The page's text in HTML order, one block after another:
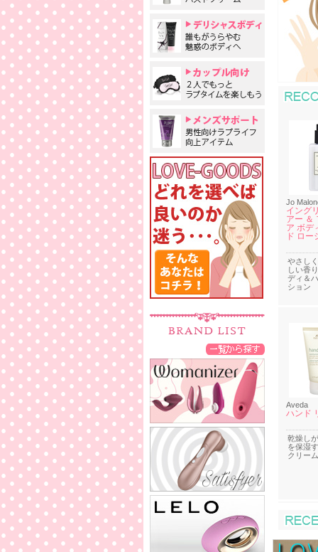
Jo
イング
アー ＆
ア ボデ
ド ロー
やさし
しい香
ディ＆
ション
Aveda
ハンド
乾燥し
を保湿
クリーム